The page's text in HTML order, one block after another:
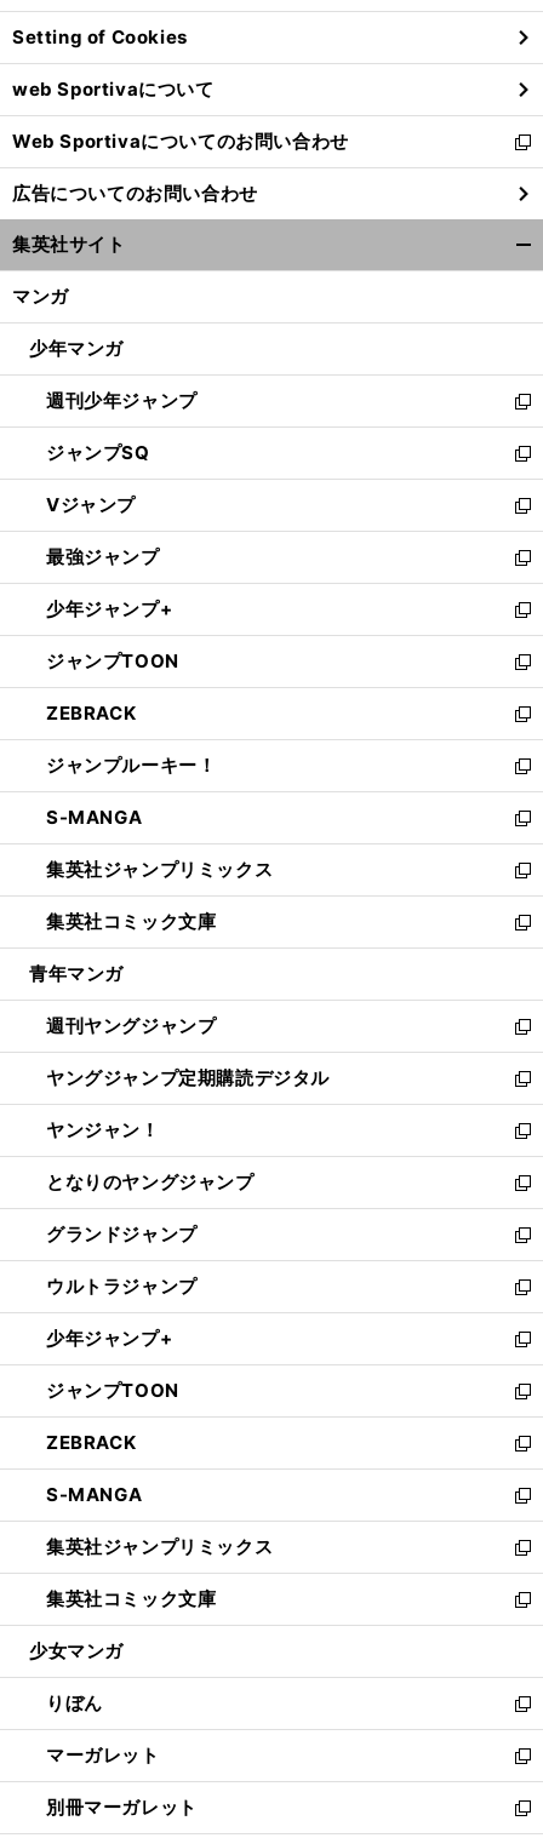
ン
ド
ウ
で
開
く
Setting of Cookies
web Sportivaについて
Web Sportivaについてのお問い合わせ
新
し
い
ウ
ィ
ン
ウ
開
く
広告についてのお問い合わせ
集英社サイト
マンガ
少年マンガ
週刊少年ジャンプ
新
し
い
ウ
ィ
ン
ド
ウ
で
開
く
ジャンプSQ
新
し
い
ウ
ィ
ン
ド
ウ
で
開
く
Vジャンプ
新
し
い
ウ
ィ
ン
ド
ウ
で
開
く
最強ジャンプ
新
し
い
ウ
ィ
ン
ド
ウ
で
開
く
少年ジャンプ+
新
し
い
ウ
ィ
ン
ド
ウ
で
開
く
ジャンプTOON
新
し
い
ウ
ィ
ン
ド
ウ
で
開
く
ZEBRACK
新
し
い
ウ
ィ
ン
ド
ウ
で
開
ジャンプルーキー！
新
し
い
ウ
ィ
ン
ド
ウ
開
く
S-MANGA
新
し
い
ウ
ィ
ン
ウ
で
開
く
集英社ジャンプリミックス
新
し
い
ウ
ン
ド
ウ
で
開
く
集英社コミック文庫
新
し
ウ
ィ
ン
ド
ウ
で
開
く
青年マンガ
週刊ヤングジャンプ
新
し
い
ウ
ィ
ン
ド
ウ
で
開
く
ヤングジャンプ定期購読デジタル
新
し
い
ウ
ィ
ン
ド
ウ
で
開
く
ヤンジャン！
新
し
い
ウ
ィ
ン
ド
ウ
で
開
く
となりのヤングジャンプ
新
し
い
ウ
ィ
ン
ド
ウ
で
開
く
グランドジャンプ
新
し
い
ウ
ィ
ン
ド
ウ
で
開
く
ウルトラジャンプ
新
し
い
ウ
ィ
ン
ド
ウ
で
開
く
少年ジャンプ+
新
し
い
ウ
ィ
ン
ド
ウ
で
開
く
ジャンプTOON
新
し
い
ウ
ィ
ン
ド
ウ
で
開
ZEBRACK
新
し
い
ウ
ィ
ン
ド
ウ
開
く
S-MANGA
新
し
い
ウ
ィ
ン
ウ
で
開
く
集英社ジャンプリミックス
新
し
い
ウ
ン
ド
ウ
で
開
く
集英社コミック文庫
新
し
ウ
ィ
ン
ド
ウ
で
開
少女マンガ
りぼん
新
し
い
ウ
ィ
マーガレット
新
し
い
別冊マーガレット
新